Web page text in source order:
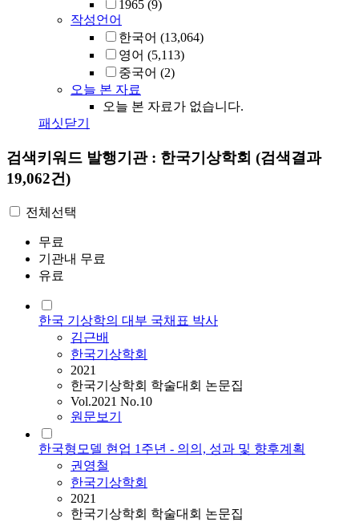
1965 (9)
작성언어
한국어 (13,064)
영어 (5,113)
중국어 (2)
오늘 본 자료
오늘 본 자료가 없습니다.
패싯닫기
검색키워드 발행기관 : 한국기상학회 (검색결과
19,062건)
전체선택
무료
기관내 무료
유료
한국 기상학의 대부 국채표 박사
김근배
한국기상학회
2021
한국기상학회 학술대회 논문집
Vol.2021 No.10
원문보기
한국형모델 현업 1주년 - 의의, 성과 및 향후계획
권영철
한국기상학회
2021
한국기상학회 학술대회 논문집